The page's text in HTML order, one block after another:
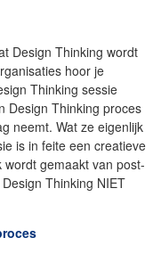
Design Thinking wordt
hoor je
Thinking sessie
Design Thinking proces
neemt. Wat ze eigenlijk
is in feite een creatieve
gemaakt van post-
Thinking NIET